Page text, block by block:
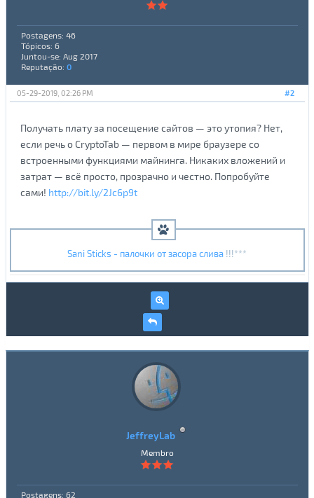
Postagens: 46
Tópicos: 6
Juntou-se: Aug 2017
Reputação: 0
#2
05-29-2019, 02:26 PM
Получать плату за посещение сайтов — это утопия? Нет,
если речь о CryptoTab — первом в мире браузере со
встроенными функциями майнинга. Никаких вложений и
затрат — всё просто, прозрачно и честно. Попробуйте
сами! http://bit.ly/2Jc6p9t
Sani Sticks - палочки от засора слива !!!***
JeffreyLab
Membro
Postagens: 62